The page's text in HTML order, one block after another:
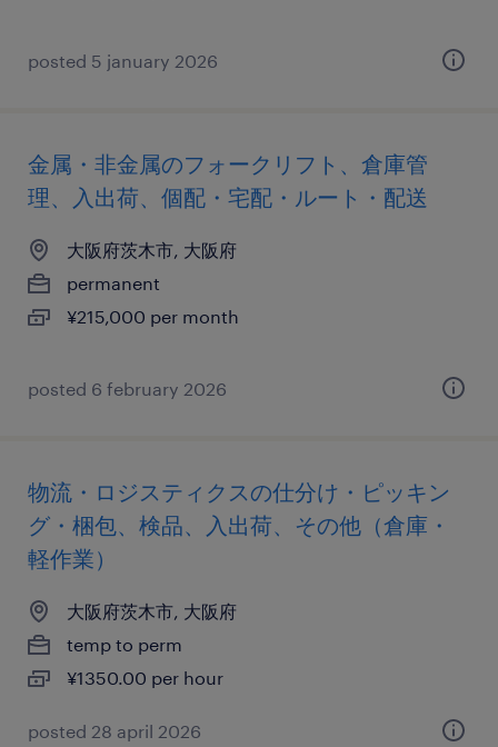
posted 5 january 2026
金属・非金属のフォークリフト、倉庫管
理、入出荷、個配・宅配・ルート・配送
大阪府茨木市, 大阪府
permanent
¥215,000 per month
posted 6 february 2026
物流・ロジスティクスの仕分け・ピッキン
グ・梱包、検品、入出荷、その他（倉庫・
軽作業）
大阪府茨木市, 大阪府
temp to perm
¥1350.00 per hour
posted 28 april 2026